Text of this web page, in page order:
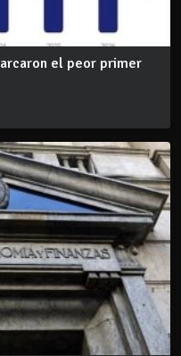
el peor primer